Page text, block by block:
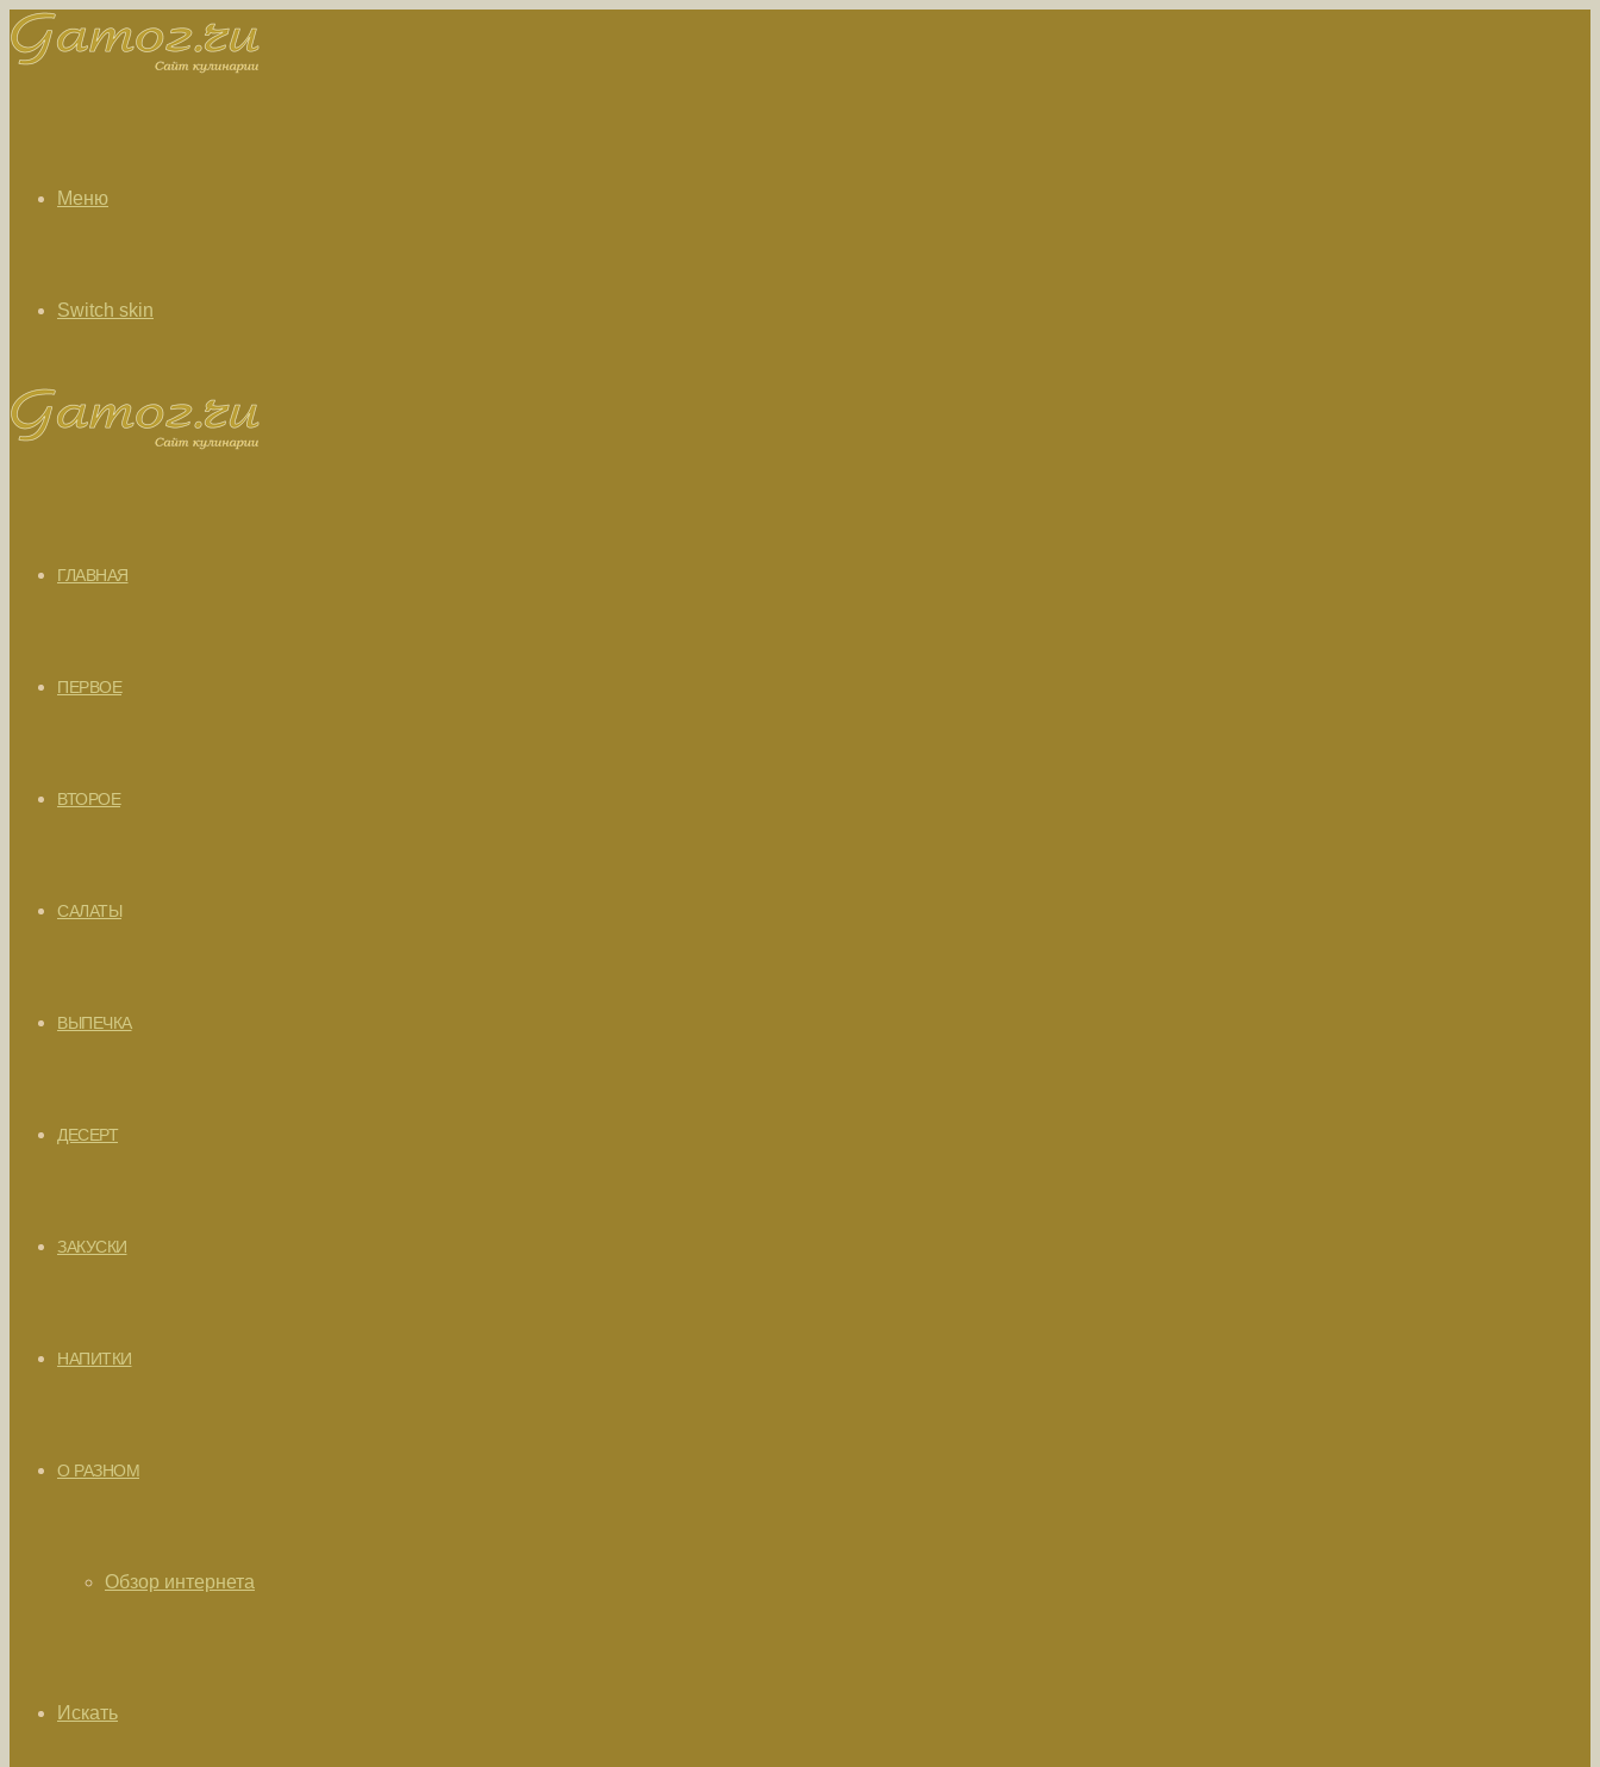
Меню
Switch skin
ГЛАВНАЯ
ПЕРВОЕ
ВТОРОЕ
САЛАТЫ
ВЫПЕЧКА
ДЕСЕРТ
ЗАКУСКИ
НАПИТКИ
О РАЗНОМ
Обзор интернета
Искать